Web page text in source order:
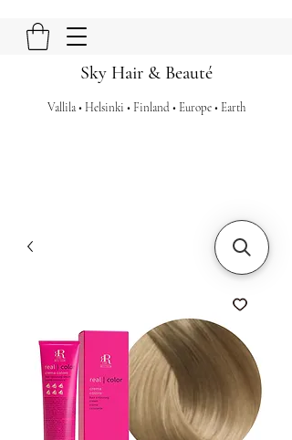
Sky Hair & Beauté
Vallila • Helsinki • Finland • Europe • Earth